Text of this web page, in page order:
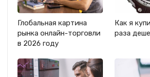
Глобальная картина
рынка онлайн-торговли
в 2026 году
Как я
раза